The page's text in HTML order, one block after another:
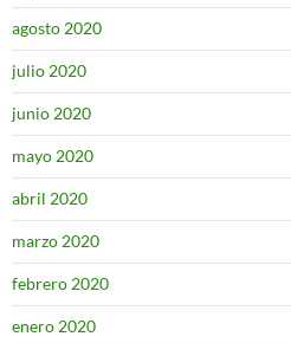
agosto 2020
julio 2020
junio 2020
mayo 2020
abril 2020
marzo 2020
febrero 2020
enero 2020